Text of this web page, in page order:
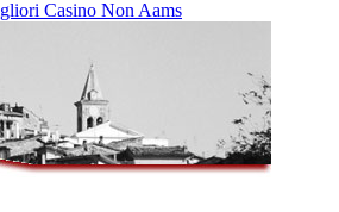
Casino Non Aams